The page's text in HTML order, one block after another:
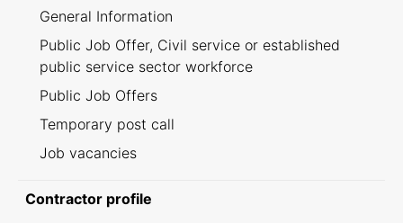
General Information
Public Job Offer, Civil service or established
public service sector workforce
Public Job Offers
Temporary post call
Job vacancies
Contractor profile